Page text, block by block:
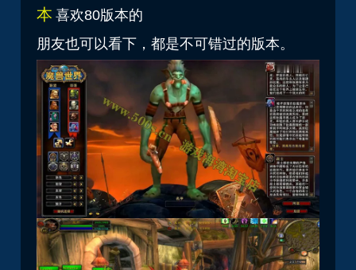
本 喜欢80版本的
朋友也可以看下，都是不可错过的版本。